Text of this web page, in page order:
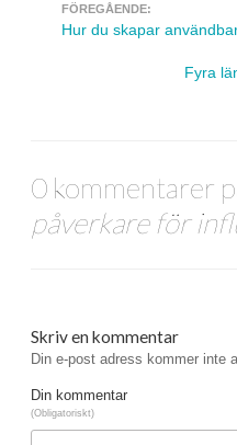
Navigera inlägg
FÖREGÅENDE:
Hur du skapar
Fyra
0 kommentarer
påverkare för
Skriv en kommentar
Din e-post adress kommer inte
Din kommentar
(Obligatoriskt)